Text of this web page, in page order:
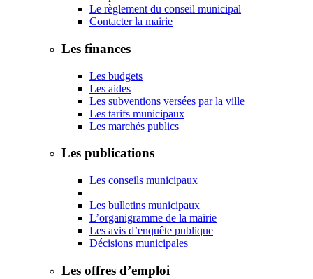
Le règlement du conseil municipal
Contacter la mairie
Les finances
Les budgets
Les aides
Les subventions versées par la ville
Les tarifs municipaux
Les marchés publics
Les publications
Les conseils municipaux
Les bulletins municipaux
L’organigramme de la mairie
Les avis d’enquête publique
Décisions municipales
Les offres d’emploi